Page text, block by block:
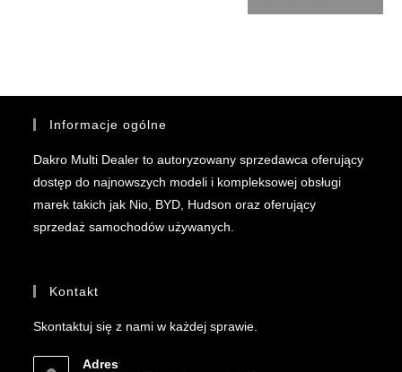
Informacje ogólne
Dakro Multi Dealer to autoryzowany sprzedawca oferujący
dostęp do najnowszych modeli i kompleksowej obsługi
marek takich jak Nio, BYD, Hudson oraz oferujący
sprzedaż samochodów używanych.
Kontakt
Skontaktuj się z nami w każdej sprawie.
Adres